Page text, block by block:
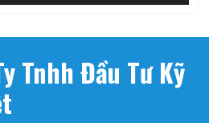
Tnhh Đầu Tư Kỹ